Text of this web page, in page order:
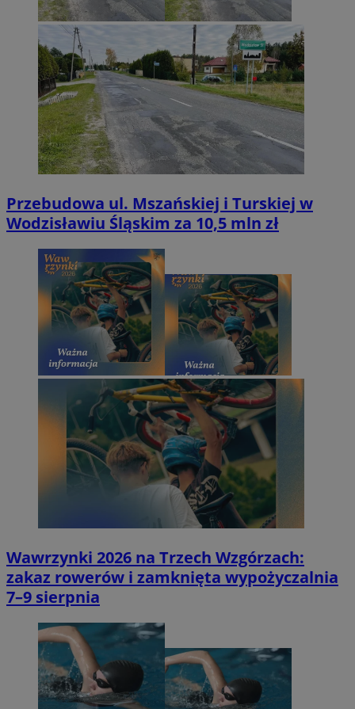
Przebudowa ul. Mszańskiej i Turskiej w
Wodzisławiu Śląskim za 10,5 mln zł
Wawrzynki 2026 na Trzech Wzgórzach:
zakaz rowerów i zamknięta wypożyczalnia
7–9 sierpnia